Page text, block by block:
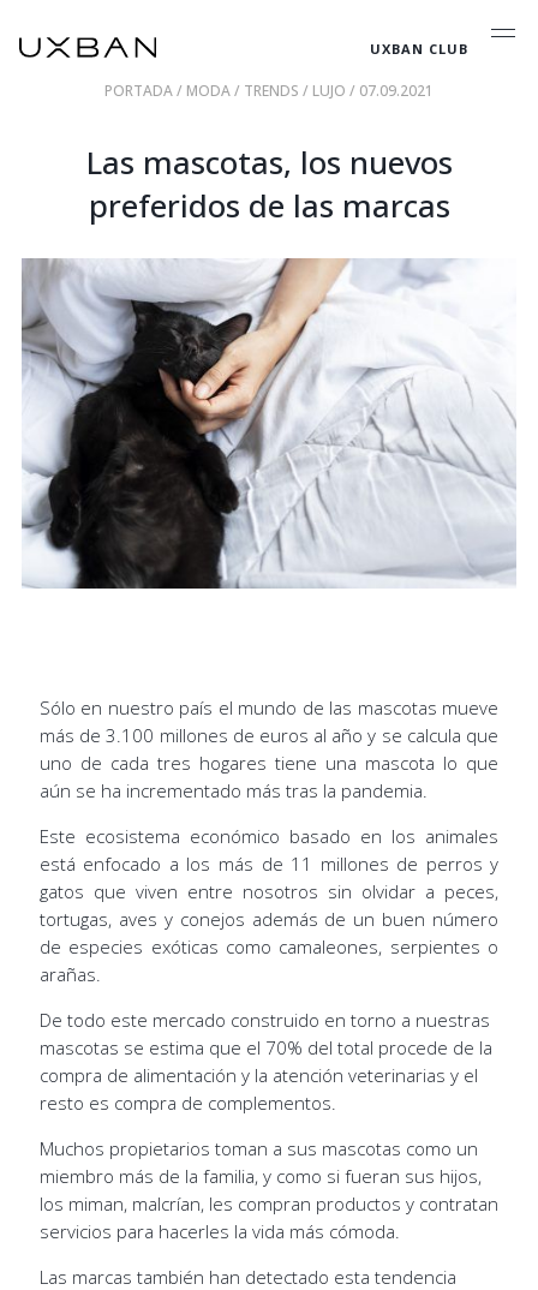
UXBAN CLUB
PORTADA/ MODA/ TRENDS / LUJO / 07.09.2021
Las mascotas, los nuevos
preferidos de las marcas
Sólo en nuestro país el mundo de las mascotas mueve
más de 3.100 millones de euros al año y se calcula que
uno de cada tres hogares tiene una mascota lo que
aún se ha incrementado más tras la pandemia.
Este ecosistema económico basado en los animales
está enfocado a los más de 11 millones de perros y
gatos que viven entre nosotros sin olvidar a peces,
tortugas, aves y conejos además de un buen número
de especies exóticas como camaleones, serpientes o
arañas.
De todo este mercado construido en torno a nuestras
mascotas se estima que el 70% del total procede de la
compra de alimentación y la atención veterinarias y el
resto es compra de complementos.
Muchos propietarios toman a sus mascotas como un
miembro más de la familia, y como si fueran sus hijos,
los miman, malcrían, les compran productos y contratan
servicios para hacerles la vida más cómoda.
Las marcas también han detectado esta tendencia